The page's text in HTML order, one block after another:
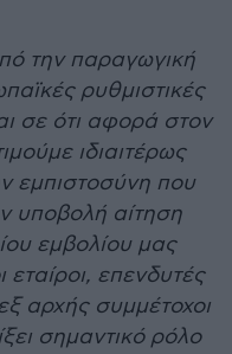
την παραγωγική
ρυθμιστικές
σε ότι αφορά στον
ιδιαιτέρως
εμπιστοσύνη που
υποβολή αίτηση
εμβολίου μας
επενδυτές
αρχής συμμέτοχοι
σημαντικό ρόλο